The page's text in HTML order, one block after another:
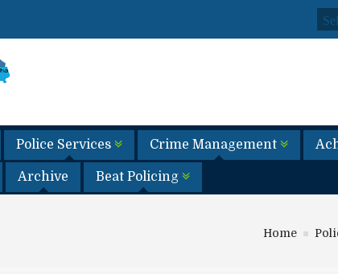
Police Services Crime Management
Archive Beat Policing
Home